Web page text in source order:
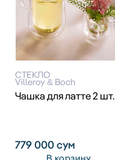
СТЕКЛО
Villeroy & Boch
Чашка для латте 2 шт.
779 000сум